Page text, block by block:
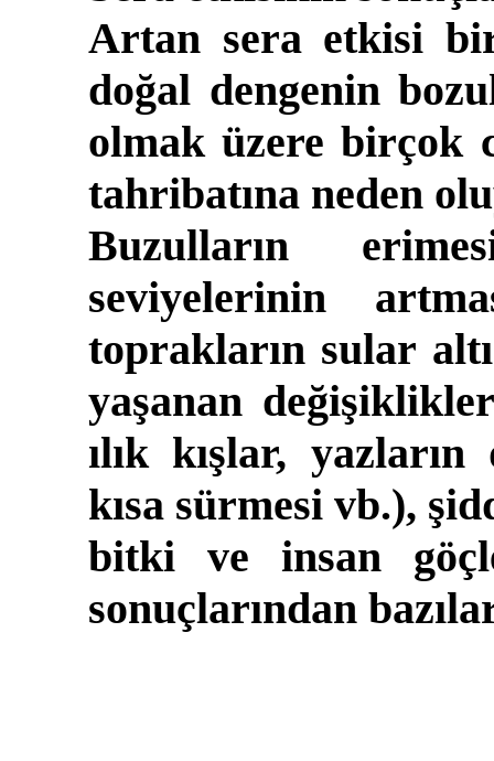
Artan sera etkisi
doğal dengenin
olmak üzere birçok
tahribatına neden
Buzulların
seviyelerinin
toprakların sular
yaşanan
ılık kışlar,
kısa sürmesi vb.),
bitki ve insan
sonuçlarından